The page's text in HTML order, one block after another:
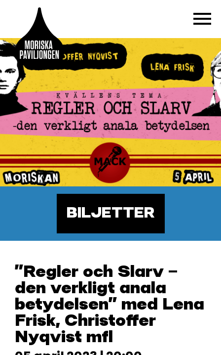
BILJETTER
”Regler och Slarv –
den verkligt anala
betydelsen” med Lena
Frisk, Christoffer
Nyqvist mfl